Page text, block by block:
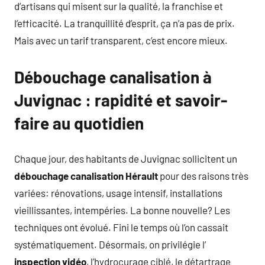
d’artisans qui misent sur la qualité, la franchise et
l’efficacité. La tranquillité d’esprit, ça n’a pas de prix.
Mais avec un tarif transparent, c’est encore mieux.
Débouchage canalisation à
Juvignac : rapidité et savoir-
faire au quotidien
Chaque jour, des habitants de Juvignac sollicitent un
débouchage canalisation Hérault pour des raisons très
variées: rénovations, usage intensif, installations
vieillissantes, intempéries. La bonne nouvelle? Les
techniques ont évolué. Fini le temps où l’on cassait
systématiquement. Désormais, on privilégie l’
inspection vidéo, l’hydrocurage ciblé, le détartrage